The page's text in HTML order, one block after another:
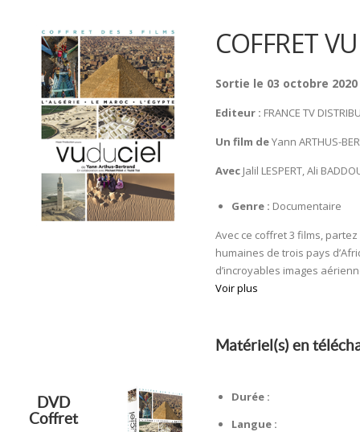
COFFRET
Sortie le 03 octobre 2020
Editeur : FRANCE TV
Un film deYann ARTHUS-
AvecJalil LESPERT, Ali
Genre : Documentaire
Avec ce coffret 3 films,
humaines de trois pays
d’incroyables images
Voir plus
Matériel(s) en
DVD
Coffret
Durée :
Langue :